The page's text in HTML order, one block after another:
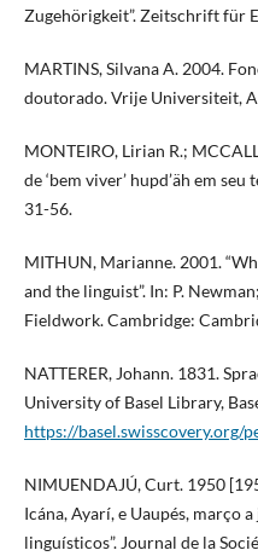
Zugehörigkeit”. Zeitschrift für
MARTINS, Silvana A. 2004.
doutorado. Vrije Universiteit,
MONTEIRO, Lirian R.;
de ‘bem viver’ hupd’äh em
31-56.
MITHUN, Marianne. 2001.
and the linguist”. In: P.
Fieldwork. Cambridge:
NATTERER, Johann. 1831.
University of Basel Library,
https://basel.swisscovery.org/
NIMUENDAJÚ, Curt. 1950
Icána, Ayarí, e Uaupés, março
linguísticos”. Journal de la